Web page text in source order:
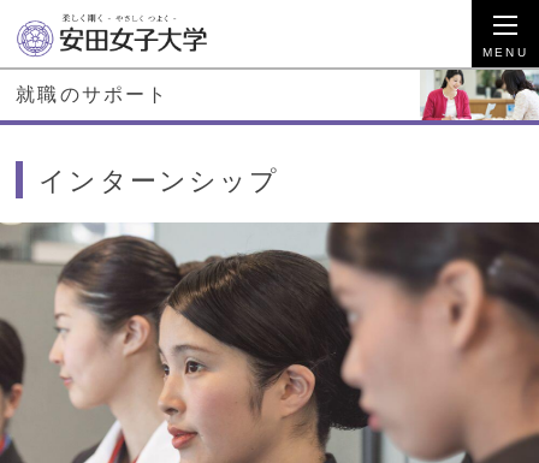
就職のサポート
インターンシップ